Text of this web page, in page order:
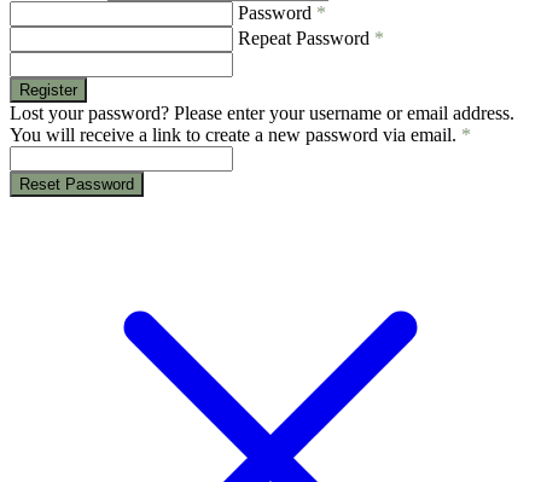
Password *
Repeat Password *
Register
Lost your password? Please enter your username or email address.
You will receive a link to create a new password via email. *
Reset Password